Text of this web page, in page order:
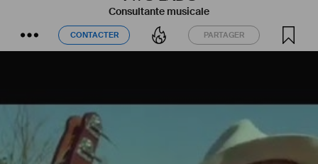
Consultante musicale
CONTACTER PARTAGER
CONTACTER PARTAGER